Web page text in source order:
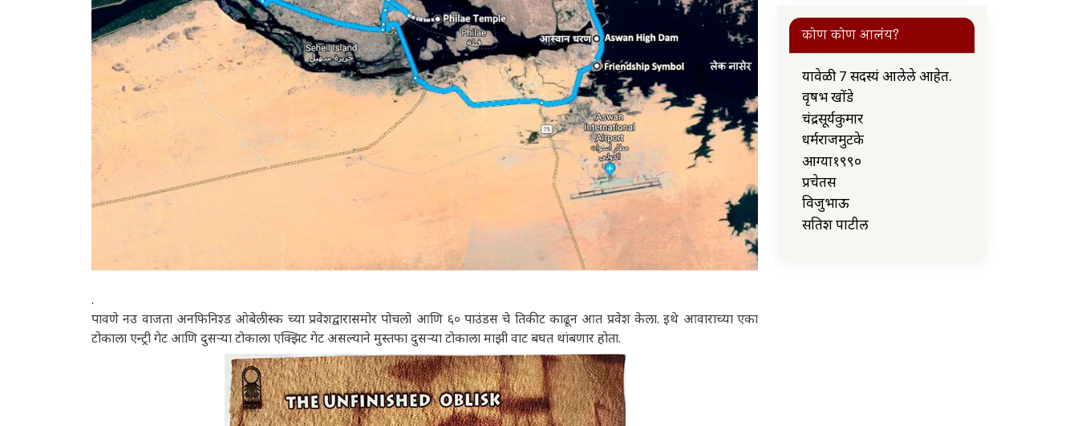
.
पावणे नउ वाजता अनफिनिश्ड ओबेलीस्क च्या प्रवेशद्वारासमोर पोचलो आणि ६० पाउंडस चे तिकीट काढून आत प्रवेश केला. इथे आवाराच्या एका
टोकाला एन्ट्री गेट आणि दुसऱ्या टोकाला एक्झिट गेट असल्याने मुस्तफा दुसऱ्या टोकाला माझी वाट बघत थांबणार होता.
कोण कोण आलंय?
यावेळी 7 सदस्यं आलेले आहेत.
वृषभ खोंडे
चंद्रसूर्यकुमार
धर्मराजमुटके
आग्या१९९०
प्रचेतस
विजुभाऊ
सतिश पाटील